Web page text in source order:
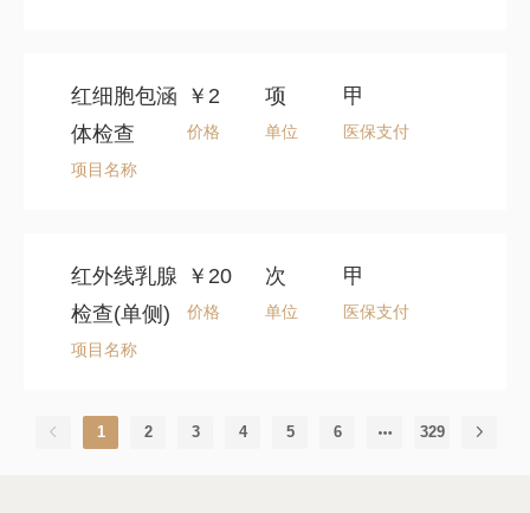
红细胞包涵
体检查
项目名称
￥2
价格
项
单位
甲
医保支付
红外线乳腺
检查(单侧)
项目名称
￥20
价格
次
单位
甲
医保支付
1 2 3 4 5 6 329